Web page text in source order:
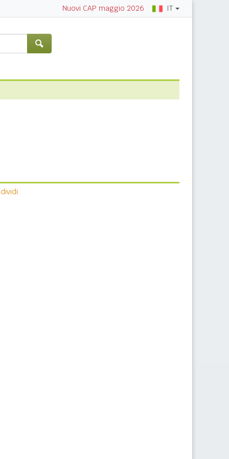
Nuovi CAP maggio 2026 IT